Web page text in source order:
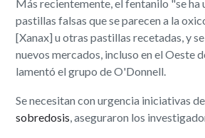
Más recientemente, el fentanilo "se ha
pastillas falsas que se parecen a la
[Xanax] u otras pastillas recetadas, y
nuevos mercados, incluso en el Oeste
lamentó el grupo de O'Donnell.
Se necesitan con urgencia iniciativas
sobredosis , aseguraron los